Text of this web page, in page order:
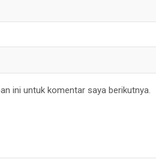
ini untuk komentar saya berikutnya.